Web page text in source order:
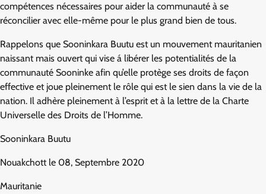
compétences nécessaires pour aider la communauté à se
réconcilier avec elle-même pour le plus grand bien de tous.
Rappelons que Sooninkara Buutu est un mouvement mauritanien
naissant mais ouvert qui vise á libérer les potentialités de la
communauté Sooninke afin qu’elle protège ses droits de façon
effective et joue pleinement le rôle qui est le sien dans la vie de la
nation. Il adhère pleinement à l’esprit et à la lettre de la Charte
Universelle des Droits de l’Homme.
Sooninkara Buutu
Nouakchott le 08, Septembre 2020
Mauritanie